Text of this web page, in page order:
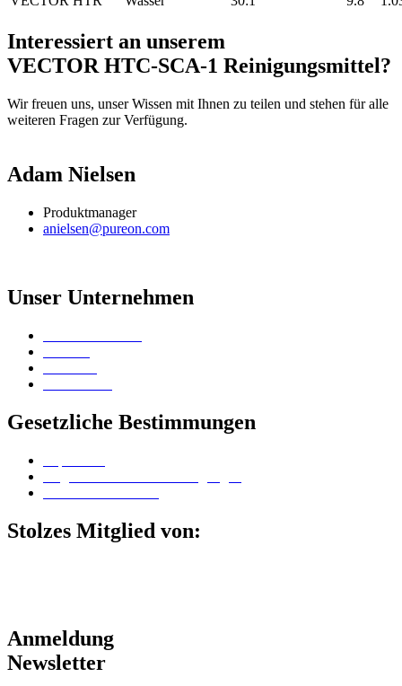
Interessiert an unserem
VECTOR HTC-SCA-1 Reinigungsmittel?
Wir freuen uns, unser Wissen mit Ihnen zu teilen und stehen für alle
weiteren Fragen zur Verfügung.
Adam Nielsen
Produktmanager
anielsen@pureon.com
Unser Unternehmen
Gesetzliche Bestimmungen
Stolzes Mitglied von:
Anmeldung
Newsletter